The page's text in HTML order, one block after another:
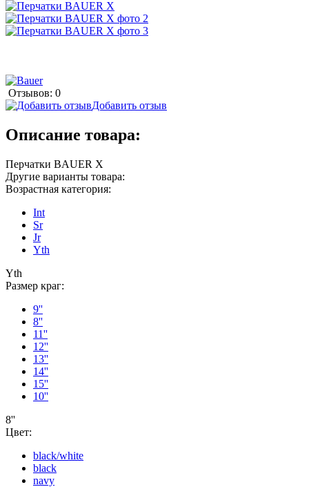
Отзывов: 0
Добавить отзыв
Описание товара:
Перчатки BAUER X
Другие варианты товара:
Возрастная категория:
Int
Sr
Jr
Yth
Yth
Размер краг:
9''
8''
11''
12''
13''
14''
15''
10''
8''
Цвет:
black/white
black
navy